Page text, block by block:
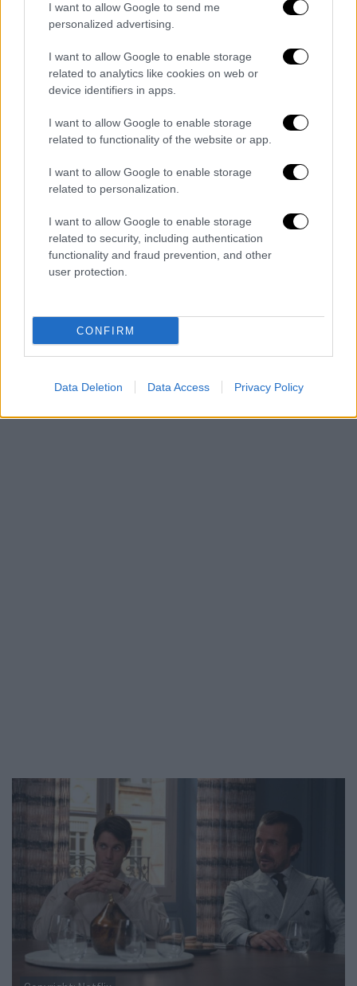
I want to allow Google to send me
personalized advertising.
I want to allow Google to enable storage
related to analytics like cookies on web or
device identifiers in apps.
I want to allow Google to enable storage
related to functionality of the website or app.
I want to allow Google to enable storage
related to personalization.
I want to allow Google to enable storage
related to security, including authentication
functionality and fraud prevention, and other
user protection.
CONFIRM
Data Deletion Data Access Privacy Policy
Copyright: Netflix